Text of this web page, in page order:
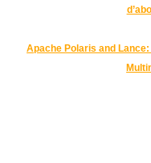
Apache Polaris and